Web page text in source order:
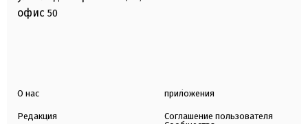
офис 50
О нас
Редакция
приложения
Соглашение пользователя